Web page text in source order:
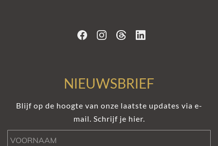
NIEUWSBRIEF
Blijf op de hoogte van onze laatste updates via e-
mail. Schrijf je hier.